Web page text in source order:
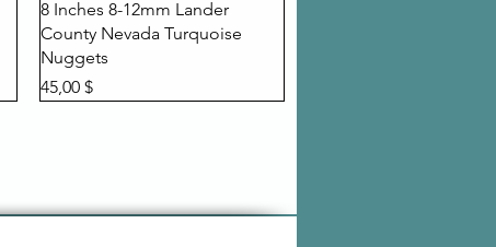
Быстрый просмотр
8 Inches 8-12mm Lander
County Nevada Turquoise
Nuggets
Цена
45,00 $